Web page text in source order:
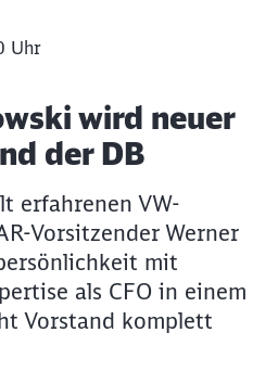
Uhr
wird neuer
der DB
erfahrenen VW-
Vorsitzender Werner
mit
als CFO in einem
Vorstand komplett